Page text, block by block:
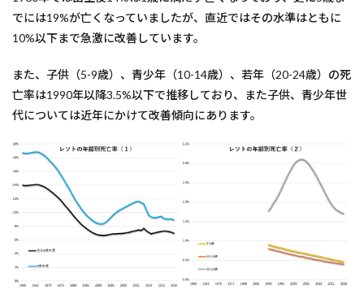
でには19%が亡くなっていましたが、直近ではその水準はともに
10%以下まで急激に改善しています。
また、子供（5-9歳）、青少年（10-14歳）、若年（20-24歳）の死
亡率は1990年以降3.5%以下で推移しており、また子供、青少年世
代については近年にかけて改善傾向にあります。